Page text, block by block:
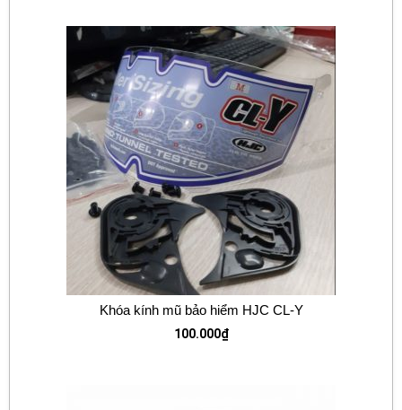
Khóa kính mũ bảo hiểm HJC CL-Y
100.000₫